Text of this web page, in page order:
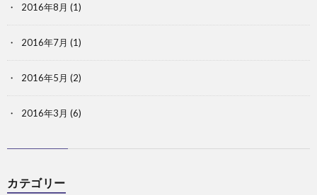
2016年8月 (1)
2016年7月 (1)
2016年5月 (2)
2016年3月 (6)
カテゴリー